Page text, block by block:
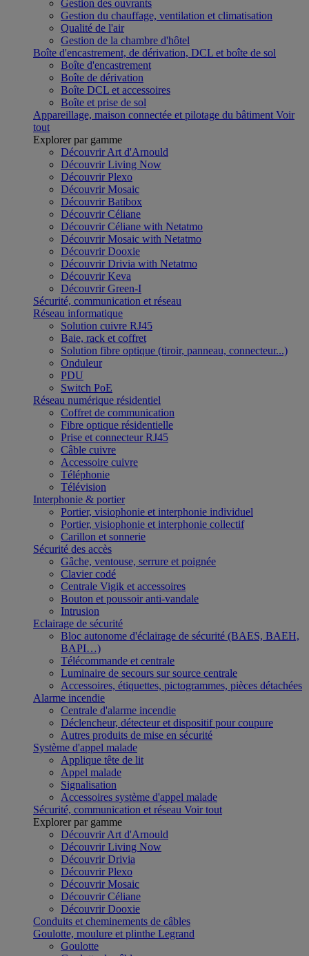
Gestion des ouvrants
Gestion du chauffage, ventilation et climatisation
Qualité de l'air
Gestion de la chambre d'hôtel
Boîte d'encastrement, de dérivation, DCL et boîte de sol
Boîte d'encastrement
Boîte de dérivation
Boîte DCL et accessoires
Boîte et prise de sol
Appareillage, maison connectée et pilotage du bâtiment Voir
tout
Explorer par gamme
Découvrir Art d'Arnould
Découvrir Living Now
Découvrir Plexo
Découvrir Mosaic
Découvrir Batibox
Découvrir Céliane
Découvrir Céliane with Netatmo
Découvrir Mosaic with Netatmo
Découvrir Dooxie
Découvrir Drivia with Netatmo
Découvrir Keva
Découvrir Green-I
Sécurité, communication et réseau
Réseau informatique
Solution cuivre RJ45
Baie, rack et coffret
Solution fibre optique (tiroir, panneau, connecteur...)
Onduleur
PDU
Switch PoE
Réseau numérique résidentiel
Coffret de communication
Fibre optique résidentielle
Prise et connecteur RJ45
Câble cuivre
Accessoire cuivre
Téléphonie
Télévision
Interphonie & portier
Portier, visiophonie et interphonie individuel
Portier, visiophonie et interphonie collectif
Carillon et sonnerie
Sécurité des accès
Gâche, ventouse, serrure et poignée
Clavier codé
Centrale Vigik et accessoires
Bouton et poussoir anti-vandale
Intrusion
Eclairage de sécurité
Bloc autonome d'éclairage de sécurité (BAES, BAEH,
BAPI…)
Télécommande et centrale
Luminaire de secours sur source centrale
Accessoires, étiquettes, pictogrammes, pièces détachées
Alarme incendie
Centrale d'alarme incendie
Déclencheur, détecteur et dispositif pour coupure
Autres produits de mise en sécurité
Système d'appel malade
Applique tête de lit
Appel malade
Signalisation
Accessoires système d'appel malade
Sécurité, communication et réseau Voir tout
Explorer par gamme
Découvrir Art d'Arnould
Découvrir Living Now
Découvrir Drivia
Découvrir Plexo
Découvrir Mosaic
Découvrir Céliane
Découvrir Dooxie
Conduits et cheminements de câbles
Goulotte, moulure et plinthe Legrand
Goulotte